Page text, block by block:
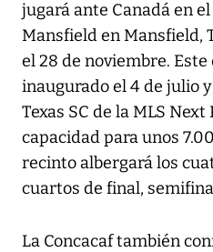
jugará ante Canadá en
Mansfield en Mansfield,
el 28 de noviembre.
inaugurado el 4 de julio
Texas SC de la MLS
capacidad para unos
recinto albergará los
cuartos de final,
La Concacaf también